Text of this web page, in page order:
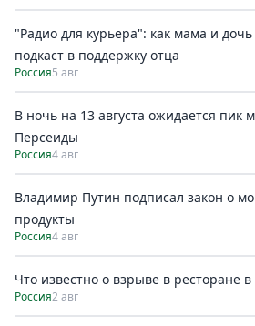
"Радио для курьера": как мама и
подкаст в поддержку отца
Россия5 авг
В ночь на 13 августа ожидается пик
Персеиды
Россия4 авг
Владимир Путин подписал закон о
продукты
Россия4 авг
Что известно о взрыве в ресторане
Россия2 авг